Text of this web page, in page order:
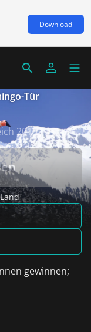
Download
Tür
2019
gewinnen;